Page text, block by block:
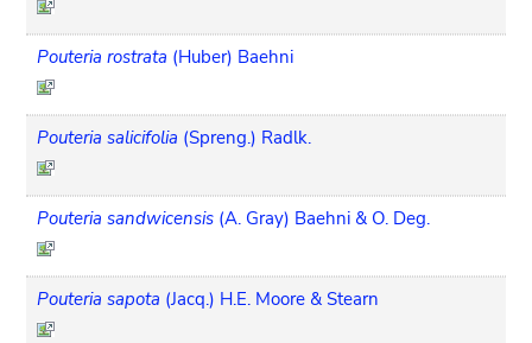
Pouteria rostrata (Huber) Baehni
Pouteria salicifolia (Spreng.) Radlk.
Pouteria sandwicensis (A. Gray) Baehni & O. Deg.
Pouteria sapota (Jacq.) H.E. Moore & Stearn